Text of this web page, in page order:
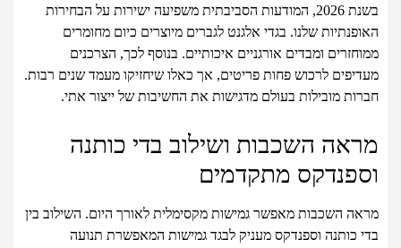
בשנת 2026, המודעות הסביבתית משפיעה ישירות על הבחירות
האופנתיות שלנו. בגדי אלגנט לגברים מיוצרים כיום מחומרים
ממוחזרים ומבדים אורגניים איכותיים. בנוסף לכך, הצרכנים
מעדיפים לרכוש פחות פריטים, אך כאלו שיחזיקו מעמד שנים רבות.
חברות מובילות בעולם מדגישות את החשיבות של ייצור אתי.
מראה השכבות ושילוב בדי כותנה
וספנדקס מתקדמים
מראה השכבות מאפשר גמישות מקסימלית לאורך היום. השילוב בין
בדי כותנה וספנדקס מעניק לבגד גמישות המאפשרת תנועה